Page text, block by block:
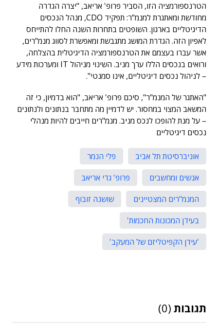
הטרנספורמציה הזו, הסביר פרופ' אריאב, "יצרה הגדרה
מחודשת ומאתגרת למנמ"ר: תפקיד CDO, מנהל הנכסים
הדיגיטליים בארגון. השופטים בתחרות השנה החלו להתייחס
לאפיון הזה. הגדרת המושג מתגבשת ומאפשרת לסווג מנמ"רים,
אשר עברו בעצמם את הטרנספורמציה הדיגיטלית בהצלחה,
ורואים בנכסים הללו ערך מניב. השינוי מניהול IT ומערכות מידע
– לניהול נכסים דיגיטליים, אינו סמנטי".
"האתגר של המנמ"ר", סיכם פרופ' אריאב, "הוא בדמיון, כי זה
המשאב המצוי במחסור. יש לדמיין מה מתחבר בנתונים ולנתונים
– על מנת להופכו לנכס מניב. מנמ"רים חייבים להיות מנהלי
נכסים דיגיטליים
אוניברסיטת תל אביב
פלי הנמר
אנשים ומחשבים
פרופ' גדי אריאב
המנמ"רים המצטיינים
שושנה זובוף
בעידן המכונות החכמות'
'עידן הקפיטליזם של המעקב'
תגובות (0)